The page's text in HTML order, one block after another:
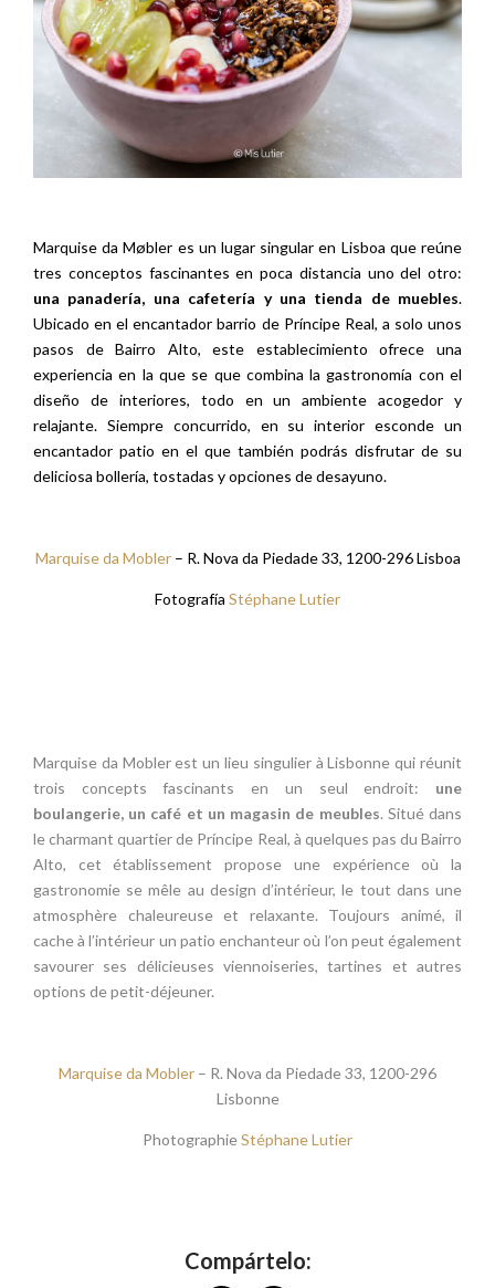
Marquise da Møbler es un lugar singular en Lisboa que reúne
tres conceptos fascinantes en poca distancia uno del otro:
una panadería, una cafetería y una tienda de muebles.
Ubicado en el encantador barrio de Príncipe Real, a solo unos
pasos de Bairro Alto, este establecimiento ofrece una
experiencia en la que se que combina la gastronomía con el
diseño de interiores, todo en un ambiente acogedor y
relajante. Siempre concurrido, en su interior esconde un
encantador patio en el que también podrás disfrutar de su
deliciosa bollería, tostadas y opciones de desayuno.
Marquise da Mobler– R. Nova da Piedade 33, 1200-296 Lisboa
Fotografía Stéphane Lutier
Marquise da Mobler est un lieu singulier à Lisbonne qui réunit
trois concepts fascinants en un seul endroit: une
boulangerie, un café et un magasin de meubles. Situé dans
le charmant quartier de Príncipe Real, à quelques pas du Bairro
Alto, cet établissement propose une expérience où la
gastronomie se mêle au design d’intérieur, le tout dans une
atmosphère chaleureuse et relaxante. Toujours animé, il
cache à l’intérieur un patio enchanteur où l’on peut également
savourer ses délicieuses viennoiseries, tartines et autres
options de petit-déjeuner.
Marquise da Mobler – R. Nova da Piedade 33, 1200-296
Lisbonne
PhotographieStéphane Lutier
Compártelo: